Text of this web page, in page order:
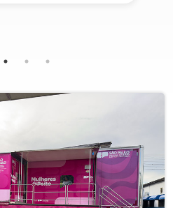
à educação e oferecendo uma
turma da Educação de
pelo município foi em 2016,
e, a partir de agosto de 2025,
ampliação. Em parceria
a disponibilizar também
ao 9º ano) e o Ensino
as oportunidades
concluam sua formação.A